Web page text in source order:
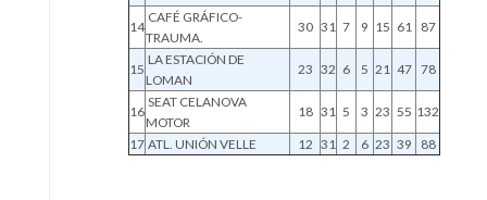
14
CAFÉ GRÁFICO-
TRAUMA.
30 31 7 9 15 61 87
15
LA ESTACIÓN DE
LOMAN
23 32 6 5 21 47 78
16
SEAT CELANOVA
MOTOR
18 31 5 3 23 55 132
17 ATL. UNIÓN VELLE 12 31 2 6 23 39 88